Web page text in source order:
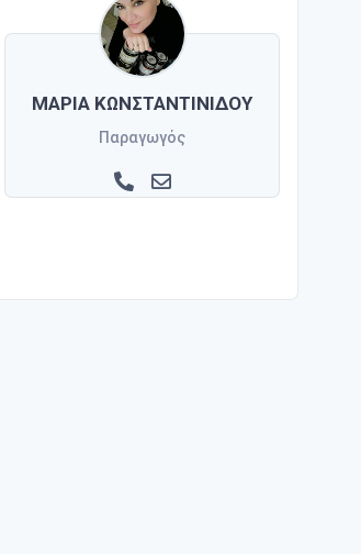
ΜΑΡΙΑ ΚΩΝΣΤΑΝΤΙΝΙΔΟΥ
Παραγωγός